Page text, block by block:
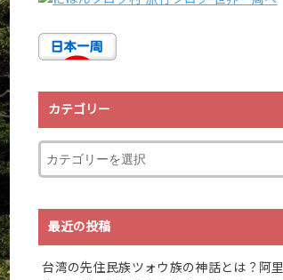
カテゴリー
最近の投稿
台湾の先住民族ツォウ族の神話とは？阿里